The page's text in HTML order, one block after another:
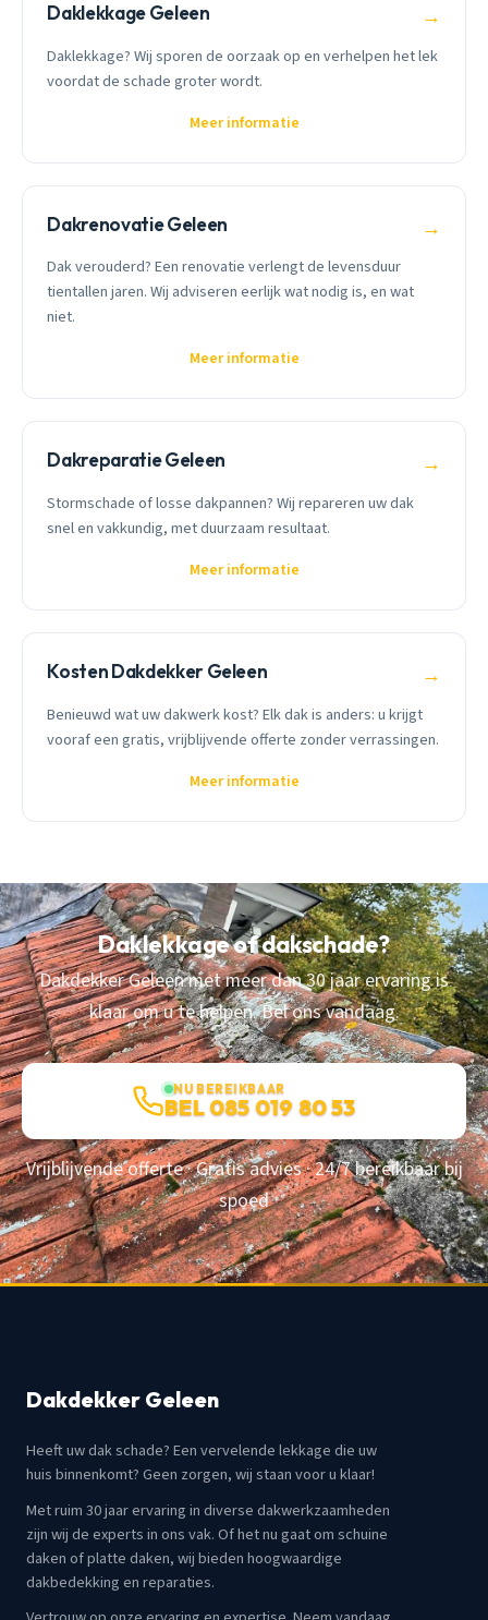
Daklekkage Geleen →
Daklekkage? Wij sporen de oorzaak op en verhelpen het lek
voordat de schade groter wordt.
Meer informatie
Dakrenovatie Geleen →
Dak verouderd? Een renovatie verlengt de levensduur
tientallen jaren. Wij adviseren eerlijk wat nodig is, en wat
niet.
Meer informatie
Dakreparatie Geleen →
Stormschade of losse dakpannen? Wij repareren uw dak
snel en vakkundig, met duurzaam resultaat.
Meer informatie
Kosten Dakdekker Geleen →
Benieuwd wat uw dakwerk kost? Elk dak is anders: u krijgt
vooraf een gratis, vrijblijvende offerte zonder verrassingen.
Meer informatie
Daklekkage of dakschade?
Dakdekker Geleen met meer dan 30 jaar ervaring is
klaar om u te helpen. Bel ons vandaag.
NU BEREIKBAAR
BEL 085 019 80 53
Vrijblijvende offerte · Gratis advies · 24/7 bereikbaar bij
spoed
Dakdekker Geleen
Heeft uw dak schade? Een vervelende lekkage die uw
huis binnenkomt? Geen zorgen, wij staan voor u klaar!
Met ruim 30 jaar ervaring in diverse dakwerkzaamheden
zijn wij de experts in ons vak. Of het nu gaat om schuine
daken of platte daken, wij bieden hoogwaardige
dakbedekking en reparaties.